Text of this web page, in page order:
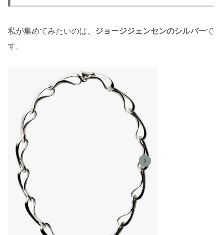
私が集めてみたいのは、 ジョージジェンセンのシルバーで
す。